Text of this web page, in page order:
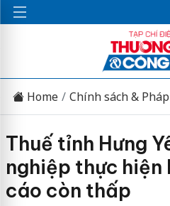
Home Chính sách &
Thuế tỉnh Hưng
nghiệp thực hiện
cáo còn thấp